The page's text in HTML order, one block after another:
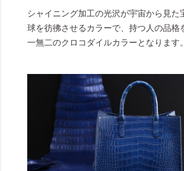
シャイニング加工の光沢が宇宙から見た
球を彷彿させるカラーで、持つ人の品格
一無二のクロコダイルカラーとなります。